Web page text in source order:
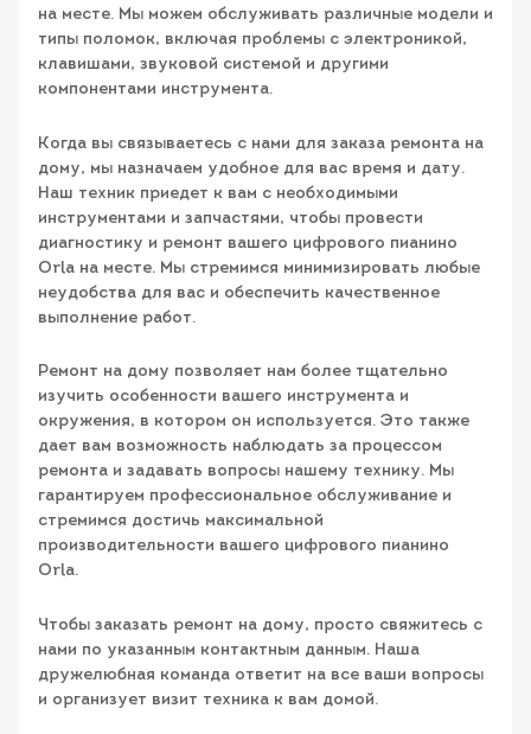
на месте. Мы можем обслуживать различные модели и
типы поломок, включая проблемы с электроникой,
клавишами, звуковой системой и другими
компонентами инструмента.
Когда вы связываетесь с нами для заказа ремонта на
дому, мы назначаем удобное для вас время и дату.
Наш техник приедет к вам с необходимыми
инструментами и запчастями, чтобы провести
диагностику и ремонт вашего цифрового пианино
Orla на месте. Мы стремимся минимизировать любые
неудобства для вас и обеспечить качественное
выполнение работ.
Ремонт на дому позволяет нам более тщательно
изучить особенности вашего инструмента и
окружения, в котором он используется. Это также
дает вам возможность наблюдать за процессом
ремонта и задавать вопросы нашему технику. Мы
гарантируем профессиональное обслуживание и
стремимся достичь максимальной
производительности вашего цифрового пианино
Orla.
Чтобы заказать ремонт на дому, просто свяжитесь с
нами по указанным контактным данным. Наша
дружелюбная команда ответит на все ваши вопросы
и организует визит техника к вам домой.